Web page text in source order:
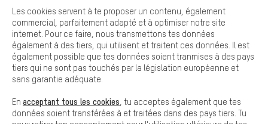
français
FR english
EN Deutsch
DE español
ES
RÉSILIER LE CONTRAT Communauté d'Aix-la-Chapelle
Programme d'affiliation Mentions Légales Protection des données
Reprise des batteries Corepile Paramètres de cookies
facilement aux questions.
Cookies de base
Les cookies de base garantissent que tu puisses utiliser les
fonctions de notre site web.
Les cookies servent à te proposer un contenu, également
commercial, parfaitement adapté et à optimiser notre site
internet. Pour ce faire, nous transmettons tes données
également à des tiers, qui utilisent et traitent ces données. Il est
également possible que tes données soient tranmises à des pays
tiers qui ne sont pas touchés par la législation européenne et
sans garantie adéquate.
En acceptant tous les cookies , tu acceptes également que tes
données soient transférées à et traitées dans des pays tiers. Tu